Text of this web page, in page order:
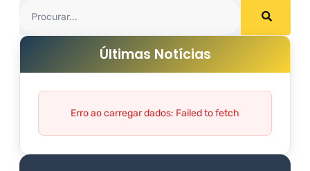
Últimas Notícias
Erro ao carregar dados: Failed to fetch